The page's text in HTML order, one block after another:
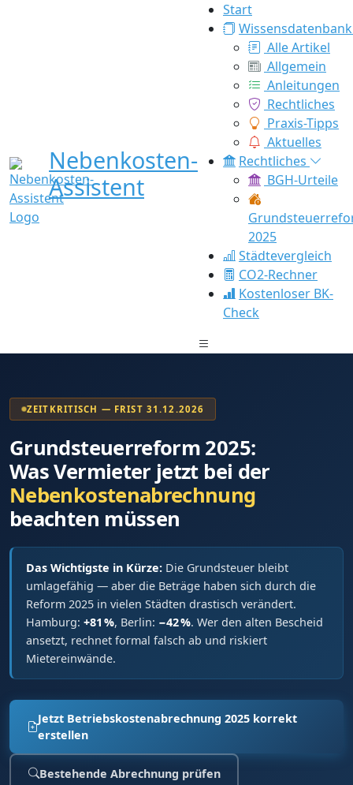
Nebenkosten-
Assistent
Start
Wissensdatenbank
Alle Artikel
Allgemein
Anleitungen
Rechtliches
Praxis-Tipps
Aktuelles
Rechtliches
BGH-Urteile
2025
Städtevergleich
CO2-Rechner
Kostenloser BK-
Check
ZEITKRITISCH — FRIST 31.12.2026
Grundsteuerreform 2025:
Was Vermieter jetzt bei der
Nebenkostenabrechnung
beachten müssen
Das Wichtigste in Kürze: Die Grundsteuer bleibt
umlagefähig — aber die Beträge haben sich durch die
Reform 2025 in vielen Städten drastisch verändert.
Hamburg: +81 %, Berlin: −42 %. Wer den alten Bescheid
ansetzt, rechnet formal falsch ab und riskiert
Mietereinwände.
Jetzt Betriebskostenabrechnung 2025 korrekt
erstellen
Bestehende Abrechnung prüfen